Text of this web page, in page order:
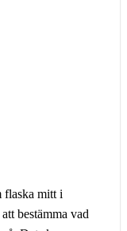
flaska mitt i
bestämma vad